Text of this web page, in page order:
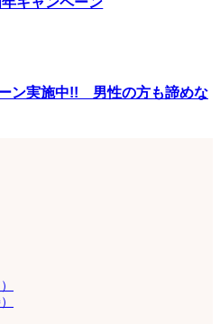
ン実施中!! 男性の方も諦めな